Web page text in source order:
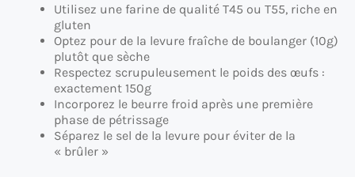
Utilisez une farine de qualité T45 ou T55, riche en
gluten
Optez pour de la levure fraîche de boulanger (10g)
plutôt que sèche
Respectez scrupuleusement le poids des œufs :
exactement 150g
Incorporez le beurre froid après une première
phase de pétrissage
Séparez le sel de la levure pour éviter de la
« brûler »